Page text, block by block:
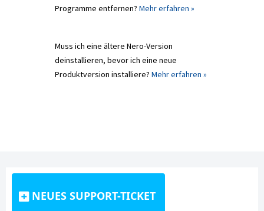
Programme entfernen? Mehr erfahren »
Muss ich eine ältere Nero-Version
deinstallieren, bevor ich eine neue
Produktversion installiere? Mehr erfahren »
NEUES SUPPORT-TICKET